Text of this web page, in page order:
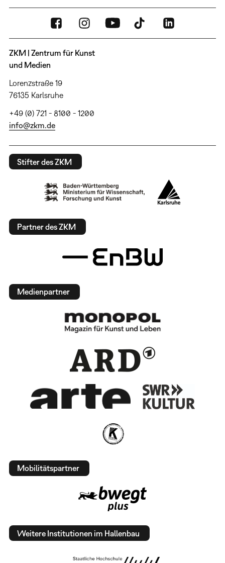
ZKM | Zentrum für Kunst
und Medien
Lorenzstraße 19
76135 Karlsruhe
+49 (0) 721 - 8100 - 1200
info@zkm.de
Stifter des ZKM
Partner des ZKM
Medienpartner
Mobilitätspartner
Weitere Institutionen im Hallenbau